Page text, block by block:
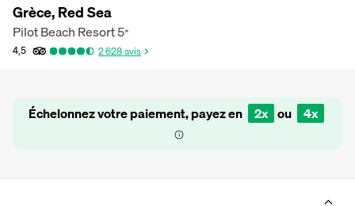
Grèce, Red Sea
Pilot Beach Resort5*
4,5 2 628avis
Échelonnez votre paiement, payez en 2x ou 4x